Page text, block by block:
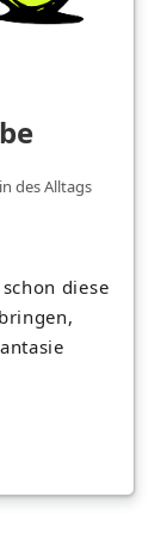
des Alltags
diese